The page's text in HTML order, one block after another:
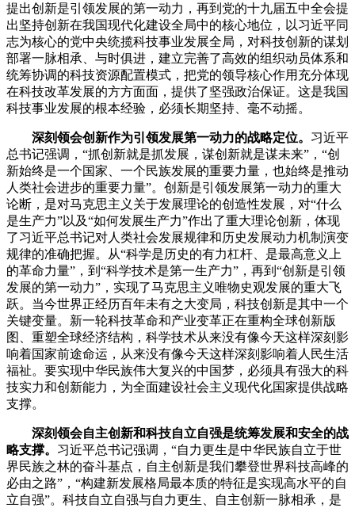
提出创新是引领发展的第一动力，再到党的十九届五中全会提
出坚持创新在我国现代化建设全局中的核心地位，以习近平同
志为核心的党中央统揽科技事业发展全局，对科技创新的谋划
部署一脉相承、与时俱进，建立完善了高效的组织动员体系和
统筹协调的科技资源配置模式，把党的领导核心作用充分体现
在科技改革发展的方方面面，提供了坚强政治保证。这是我国
科技事业发展的根本经验，必须长期坚持、毫不动摇。
深刻领会创新作为引领发展第一动力的战略定位。 习近平
总书记强调，“抓创新就是抓发展，谋创新就是谋未来”，“创
新始终是一个国家、一个民族发展的重要力量，也始终是推动
人类社会进步的重要力量”。创新是引领发展第一动力的重大
论断，是对马克思主义关于发展理论的创造性发展，对“什么
是生产力”以及“如何发展生产力”作出了重大理论创新，体现
了习近平总书记对人类社会发展规律和历史发展动力机制演变
规律的准确把握。从“科学是历史的有力杠杆、是最高意义上
的革命力量”，到“科学技术是第一生产力”，再到“创新是引领
发展的第一动力”，实现了马克思主义唯物史观发展的重大飞
跃。当今世界正经历百年未有之大变局，科技创新是其中一个
关键变量。新一轮科技革命和产业变革正在重构全球创新版
图、重塑全球经济结构，科学技术从来没有像今天这样深刻影
响着国家前途命运，从来没有像今天这样深刻影响着人民生活
福祉。要实现中华民族伟大复兴的中国梦，必须具有强大的科
技实力和创新能力，为全面建设社会主义现代化国家提供战略
支撑。
深刻领会自主创新和科技自立自强是统筹发展和安全的战
略支撑。 习近平总书记强调，“自力更生是中华民族自立于世
界民族之林的奋斗基点，自主创新是我们攀登世界科技高峰的
必由之路”，“构建新发展格局最本质的特征是实现高水平的自
立自强”。科技自立自强与自力更生、自主创新一脉相承，是